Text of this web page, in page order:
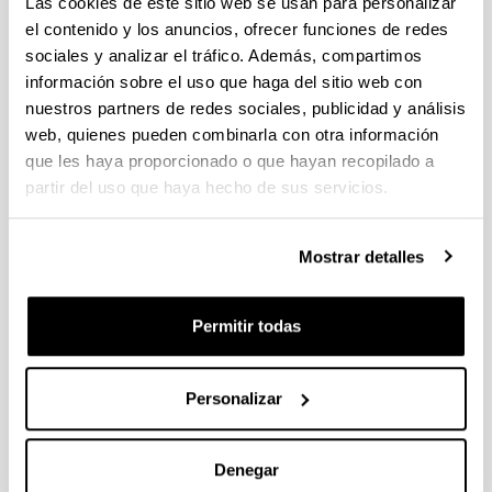
el contenido y los anuncios, ofrecer funciones de redes
sociales y analizar el tráfico. Además, compartimos
información sobre el uso que haga del sitio web con
nuestros partners de redes sociales, publicidad y análisis
web, quienes pueden combinarla con otra información
que les haya proporcionado o que hayan recopilado a
partir del uso que haya hecho de sus servicios.
Mostrar detalles
Permitir todas
Personalizar
Denegar
SIXTH CIS SUMMER ON SOCIOLOGICAL
AND POLITICAL RESEARCH
20/05/2013
El Centro de
Investigaciones
Sociológicas y la
Colegia Complutense convocan 30 plazas para la
SOCIOLOGICAL AND POLITICAL RESEARCH"del 4
al 6 de agosto de 2013 en la Universidad de Harvard.
Destinatarios: Profesores, estudiantes posgraduados e
22 de Mayo de 2013.